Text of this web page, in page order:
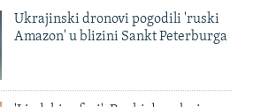
Ukrajinski dronovi pogodili 'ruski
Amazon' u blizini Sankt Peterburga